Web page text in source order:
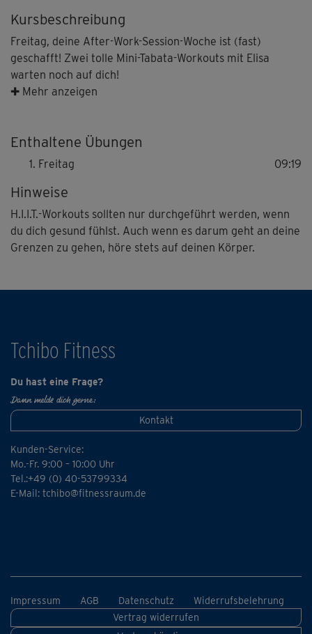
Kursbeschreibung
Freitag, deine After-Work-Session-Woche ist (fast)
geschafft! Zwei tolle Mini-Tabata-Workouts mit Elisa
warten noch auf dich!
Heute fängst du beinahe da an, wo du gestern aufgehört
in Sumo-Squats-Laune, denn an diesen führt heute kein
Weg vorbei! Schön definierte, starke Beine und ein
Durchhalten. Dass deinen anderen Muskelgruppen nicht
langweilig wird, stehen auf Elisas Trainingsplan für deinen
After-Work-Freitag außerdem Sit-Ups und eine
Liegestütz-Kombi.
✚ Mehr anzeigen
Enthaltene Übungen
Freitag 09:19
Hinweise
H.I.I.T.-Workouts sollten nur durchgeführt werden, wenn
du dich gesund fühlst. Auch wenn es darum geht an deine
Grenzen zu gehen, höre stets auf deinen Körper.
Tchibo Fitness
Du hast eine Frage?
Dann melde dich gerne:
Kontakt
Kunden-Service:
Mo.-Fr. 9:00 – 10:00 Uhr
Tel.:+49 (0) 40-53799334
E-Mail: tchibo@fitnessraum.de
Impressum AGB Datenschutz
Widerrufsbelehrung
Vertrag widerrufen